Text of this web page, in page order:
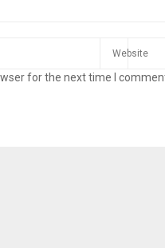
for the next time I